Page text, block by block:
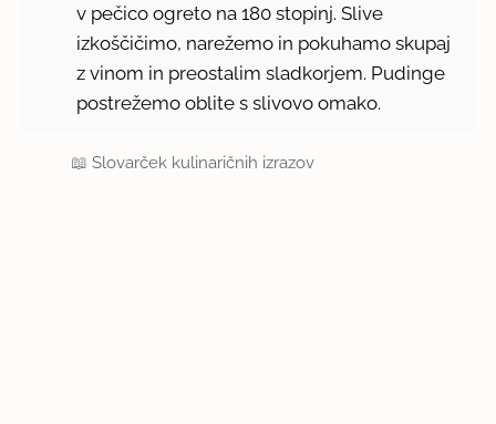
v pečico ogreto na 180 stopinj. Slive
izkoščičimo, narežemo in pokuhamo skupaj
z vinom in preostalim sladkorjem. Pudinge
postrežemo oblite s slivovo omako.
📖Slovarček kulinaričnih izrazov